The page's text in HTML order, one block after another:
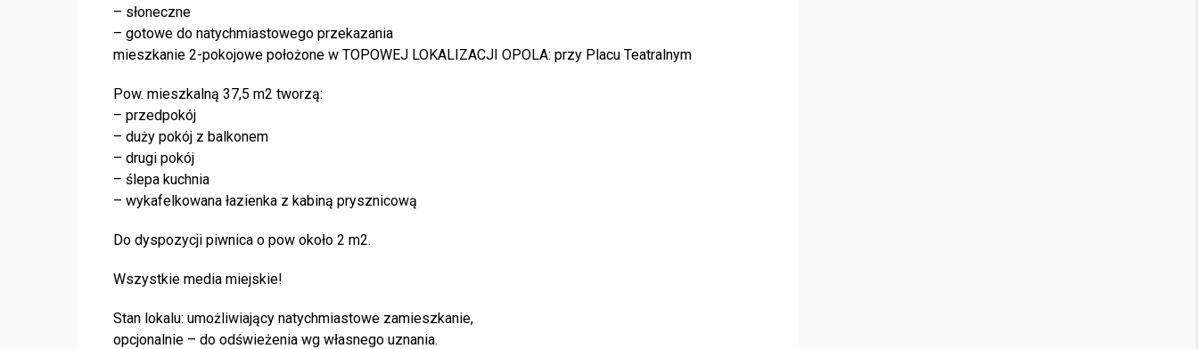
– słoneczne
– gotowe do natychmiastowego przekazania
mieszkanie 2-pokojowe położone w TOPOWEJ LOKALIZACJI OPOLA: przy Placu Teatralnym
Pow. mieszkalną 37,5 m2 tworzą:
– przedpokój
– duży pokój z balkonem
– drugi pokój
– ślepa kuchnia
– wykafelkowana łazienka z kabiną prysznicową
Do dyspozycji piwnica o pow około 2 m2.
Wszystkie media miejskie!
Stan lokalu: umożliwiający natychmiastowe zamieszkanie,
opcjonalnie – do odświeżenia wg własnego uznania.